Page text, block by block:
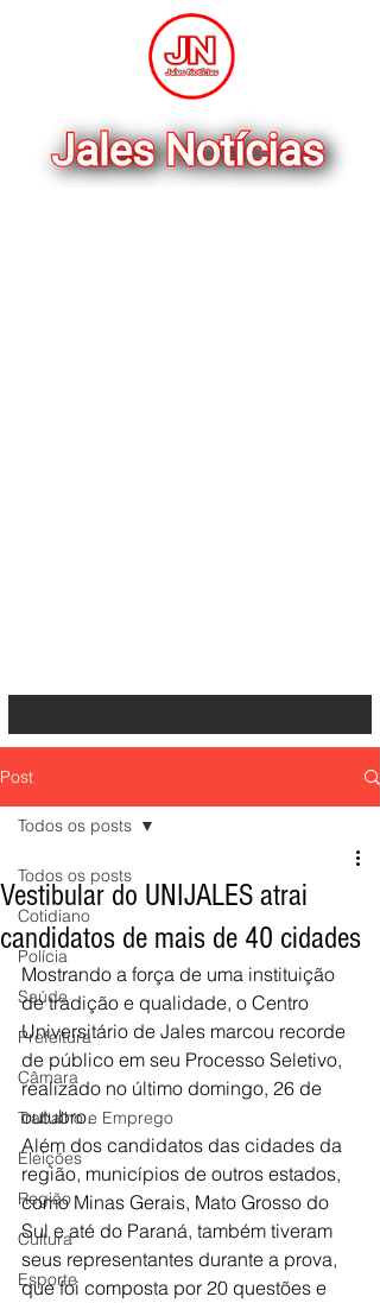
Post
Todos os posts
Cotidiano
Polícia
Saúde
Prefeitura
Câmara
Trabalho e Emprego
Eleições
Região
Cultura
Esporte
Todos os posts
Vestibular do UNIJALES atrai
candidatos de mais de 40 cidades
Mostrando a força de uma instituição
de tradição e qualidade, o Centro
Universitário de Jales marcou recorde
de público em seu Processo Seletivo,
realizado no último domingo, 26 de
outubro.
Além dos candidatos das cidades da
região, municípios de outros estados,
como Minas Gerais, Mato Grosso do
Sul e até do Paraná, também tiveram
seus representantes durante a prova,
que foi composta por 20 questões e